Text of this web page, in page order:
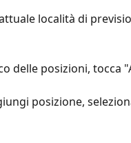
località di
delle posizioni, tocca
posizione,